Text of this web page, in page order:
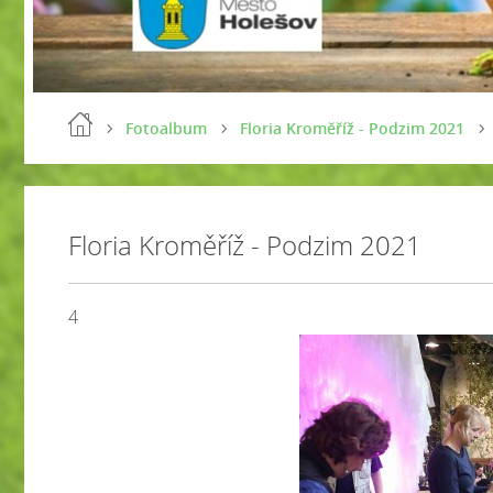
Fotoalbum Floria Kroměříž - Podzim 2021
Floria Kroměříž - Podzim 2021
4